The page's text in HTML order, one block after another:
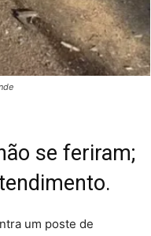
se feriram;
um poste de